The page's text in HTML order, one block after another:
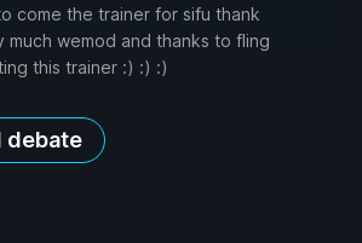
come the trainer for sifu thank
much wemod and thanks to fling
this trainer :) :) :)
debate